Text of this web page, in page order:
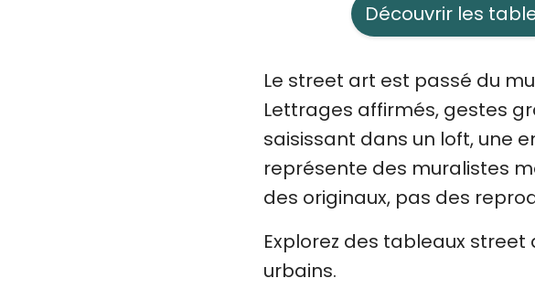
Découvrir les
Le street art est passé du
Lettrages affirmés, gestes
saisissant dans un loft, une
représente des muralistes
des originaux, pas des
Explorez des tableaux
urbains.